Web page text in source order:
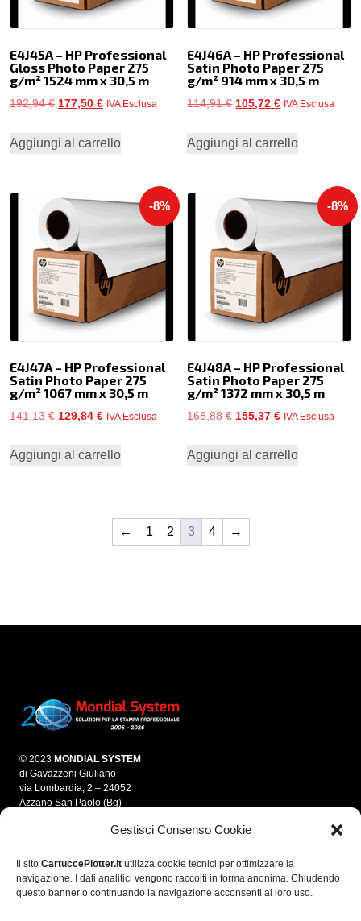
Gestisci Consenso Cookie
Il sito CartuccePlotter.it utilizza cookie tecnici per ottimizzare la
navigazione. I dati analitici vengono raccolti in forma anonima. Chiudendo
questo banner o continuando la navigazione acconsenti al loro uso.
E4J45A – HP Professional
Gloss Photo Paper 275
g/m² 1524 mm x 30,5 m
192,94€ Il
originale
177,50 €Il
attuale
177,50 €.
IVA Esclusa
Aggiungi al carrello
E4J46A – HP Professional
Satin Photo Paper 275
g/m² 914 mm x 30,5 m
114,91€ Il
originale
105,72€Il
attuale
105,72 €.
IVA Esclusa
Aggiungi al carrello
-8%
E4J47A – HP Professional
Satin Photo Paper 275
g/m² 1067 mm x 30,5 m
141,13€ Il
originale
129,84 €Il
attuale
IVA Esclusa
Aggiungi al carrello
-8%
E4J48A – HP Professional
Satin Photo Paper 275
g/m² 1372 mm x 30,5 m
168,88€ Il
originale
155,37€Il
attuale
IVA Esclusa
Aggiungi al carrello
← 1 2 3 4 →
© 2023 MONDIAL SYSTEM
di Gavazzeni Giuliano
via Lombardia, 2 – 24052
Azzano San Paolo (Bg)
info@mondialsystem.it
Fax 035 4595861
P.IVA 03280700166
C.F. GVZGLN70E05A794A